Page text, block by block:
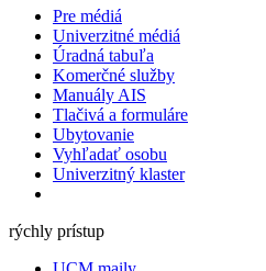
Pre médiá
Univerzitné médiá
Úradná tabuľa
Komerčné služby
Manuály AIS
Tlačivá a formuláre
Ubytovanie
Vyhľadať osobu
Univerzitný klaster
rýchly prístup